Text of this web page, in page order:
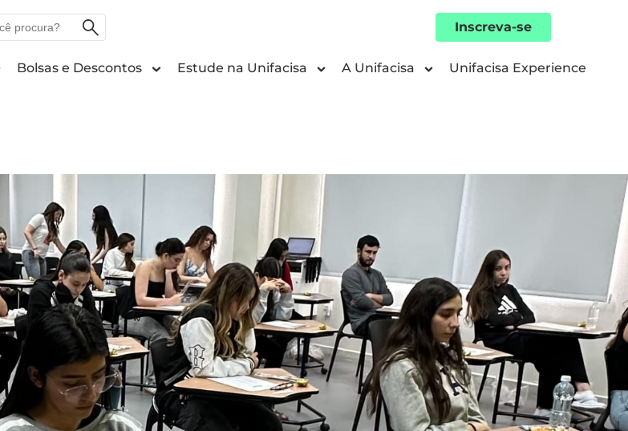
Inscreva-se
Bolsas e Descontos Estude na Unifacisa A Unifacisa Unifacisa Experience